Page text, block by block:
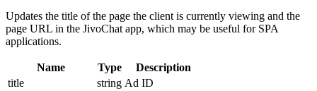
Updates the title of the page the client is currently viewing and the
page URL in the JivoChat app, which may be useful for SPA
applications.
Name Type
Description
title
string Ad ID